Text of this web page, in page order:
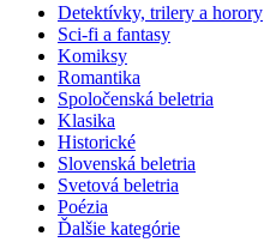
Detektívky, trilery a horory
Sci-fi a fantasy
Komiksy
Romantika
Spoločenská beletria
Klasika
Historické
Slovenská beletria
Svetová beletria
Poézia
Ďalšie kategórie